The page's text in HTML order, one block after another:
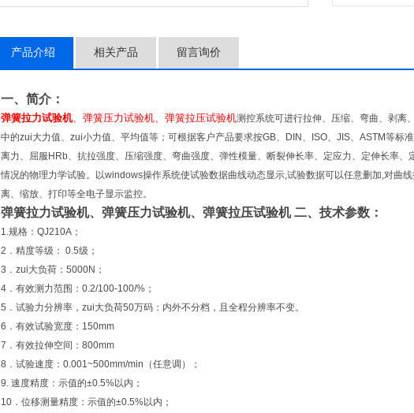
产品介绍 相关产品 留言询价
一、简介：
弹簧拉力试验机、弹簧压力试验机、弹簧拉压试验机测控系统可进行拉伸、压缩、弯曲、剥离
中的zui大力值、zui小力值、平均值等；可根据客户产品要求按GB、DIN、ISO、JIS、ASTM等标
离力、屈服HRb、抗拉强度、压缩强度、弯曲强度、弹性模量、断裂伸长率、定应力、定伸长率
情况的物理力学试验。以windows操作系统使试验数据曲线动态显示,试验数据可以任意删加,对曲
离、缩放、打印等全电子显示监控。
弹簧拉力试验机、弹簧压力试验机、弹簧拉压试验机 二、技术参数：
1.规格：QJ210A；
2．精度等级： 0.5级；
3．zui大负荷：5000N；
4．有效测力范围：0.2/100-100/%；
5．试验力分辨率，zui大负荷50万码：内外不分档，且全程分辨率不变。
6．有效试验宽度：150mm
7．有效拉伸空间：800mm
8．试验速度：0.001~500mm/min（任意调）；
9. 速度精度：示值的±0.5%以内；
10．位移测量精度：示值的±0.5%以内；